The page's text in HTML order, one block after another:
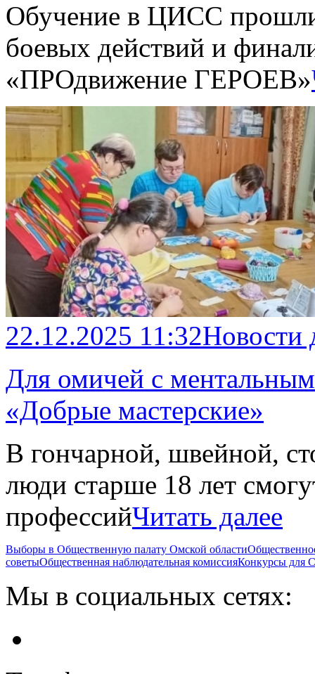
Обучение в ЦИСС
боевых действий и
«ПРОдвижение ГЕРОЕВ»
22.12.2025 11:32
Для омичей с
«Добрые мастерские»
В гончарной, швейной,
люди старше 18 лет
профессийЧитать далее
Выборы в Общественную палату Омской области
советыОбщественная наблюдательная комиссияКонкурсы
Мы в социальных сетях: